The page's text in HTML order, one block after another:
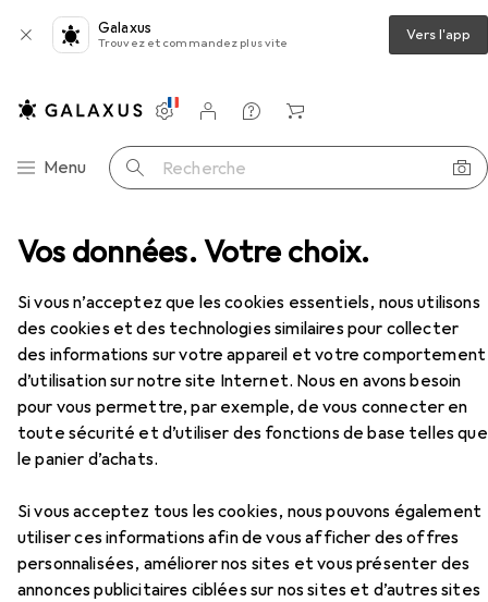
Vos données. Votre choix.
Si vous n’acceptez que les cookies essentiels, nous utilisons
des cookies et des technologies similaires pour collecter
des informations sur votre appareil et votre comportement
d’utilisation sur notre site Internet. Nous en avons besoin
pour vous permettre, par exemple, de vous connecter en
toute sécurité et d’utiliser des fonctions de base telles que
le panier d’achats.
Si vous acceptez tous les cookies, nous pouvons également
utiliser ces informations afin de vous afficher des offres
personnalisées, améliorer nos sites et vous présenter des
annonces publicitaires ciblées sur nos sites et d’autres sites
Galaxus
Trouvez et commandez plus vite Vers l'app
Navigation par catégorie
Menu Recherche
Paramètres
Compte client
Listes de comparaison
Listes d'envies
Panier
Pantalon de travail Planam Pantalon à ceinture
EUR
53,54